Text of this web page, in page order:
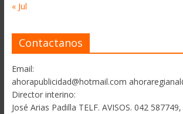
« Jul
Contactanos
Email:
ahorapublicidad@hotmail.com
Director interino:
José Arias Padilla TELF. AVISOS. 042